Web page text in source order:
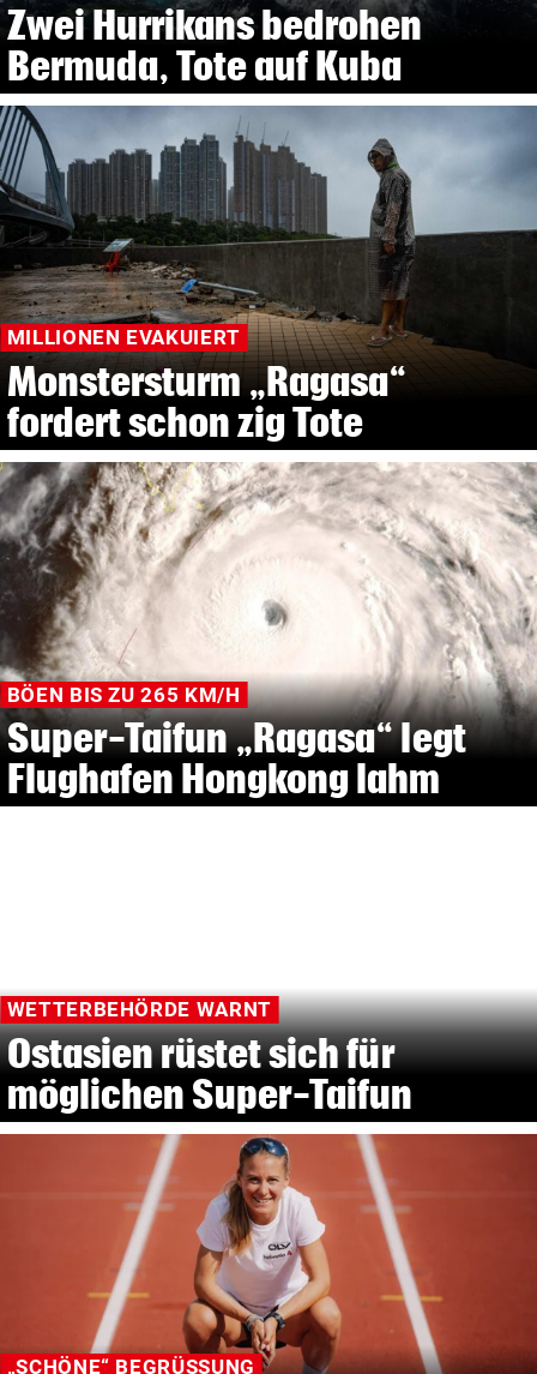
Zwei Hurrikans bedrohen
Bermuda, Tote auf Kuba
MILLIONEN EVAKUIERT
Monstersturm „Ragasa“
fordert schon zig Tote
BÖEN BIS ZU 265 KM/H
Super-Taifun „Ragasa“ legt
Flughafen Hongkong lahm
WETTERBEHÖRDE WARNT
Ostasien rüstet sich für
möglichen Super-Taifun
„SCHÖNE“ BEGRÜSSUNG